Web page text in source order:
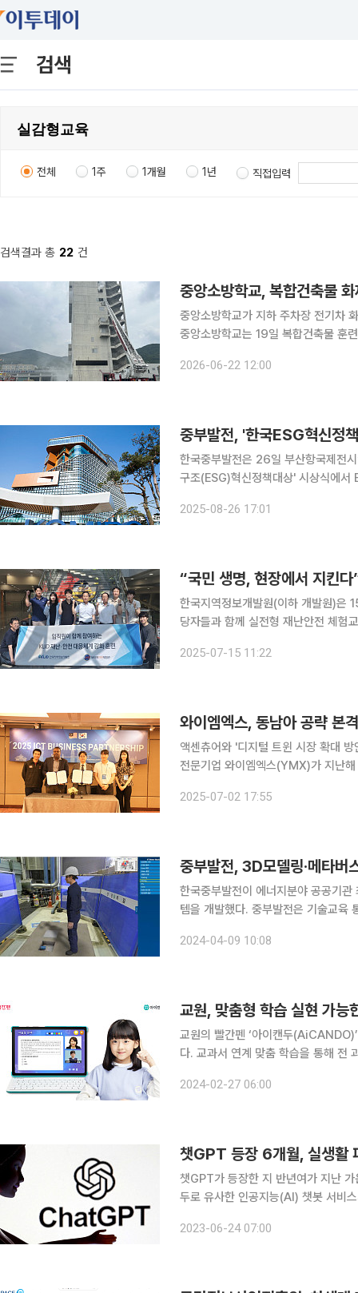
검색
전체 1주 1개월 1년 직접입력
검색결과 총 22 건
중앙소방학교, 복합건축물
중앙소방학교가 지하 주차장 전기차 화
중앙소방학교는 19일 복합건축물 훈
련은 지휘, 이론, 화재, 구급, 구조, 첨
2026-06-22 12:00
중부발전, '한국ESG혁신정
한국중부발전은 26일 부산항국제전시컨벤션센터(BPEX)에서 열린 '제4회 한국 환경ㆍ사회ㆍ지배
구조(ESG)혁신정책대상' 시상식에서 ESG대상을 수
2025-08-26 17:01
한국지역정보개발원(이하 개발원)은
당자들과 함께 실전형 재난안전 체험교육을 실시했다. 이번 교육은
2025-07-15 11:22
액센츄어와 '디지털 트윈 시장 확대 방안'큐빅
전문기업 와이엠엑스(YMX)가 지난
설팅 기업 '액센츄어' 싱가포르 법인
2025-07-02 17:55
중부발전, 3D모델링·메타버
한국중부발전이 에너지분야 공공기
템을 개발했다. 중부발전은 기술교육 통합 시스템인 'KOMIPO 메타버스 기술을 활용한 신(新)전자
소 3D 모델링 구현 △주요기기 분해
2024-04-09 10:08
교원, 맞춤형 학습 실현 가능
교원의 빨간펜 ‘아이캔두
다. 교과서 연계 맞춤 학습을 통해 전 과목 예·복습이 가능
검정 교과서별로 교과서를 선택하면
2024-02-27 06:00
챗GPT 등장 6개월, 실생활
챗GPT가 등장한 지 반년여가 지난
두로 유사한 인공지능(AI) 챗봇 서비
와 유사한 서비스를 이용하는 비중이
2023-06-24 07:00